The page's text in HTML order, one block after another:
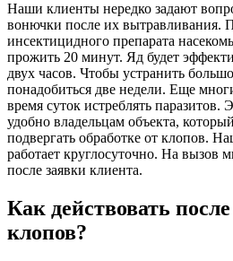
Наши клиенты нередко задают
вонючки после их вытравливания.
инсектицидного препарата
прожить 20 минут. Яд будет
двух часов. Чтобы устранить
понадобиться две недели. Еще
время суток истреблять паразитов.
удобно владельцам объекта,
подвергать обработке от клопов.
работает круглосуточно. На вызов
после заявки клиента.
Как действовать
клопов?